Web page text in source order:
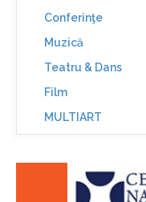
Conferinţe
Muzică
Teatru & Dans
Film
MULTIART